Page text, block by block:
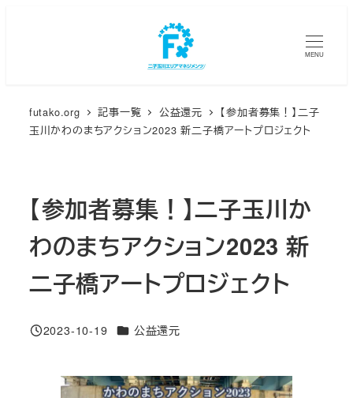
MENU
futako.org 記事一覧 公益還元
【参加者募集！】二子
玉川かわのまちアクション2023 新二子橋アートプロジェクト
【参加者募集！】二子玉川か
わのまちアクション2023 新
二子橋アートプロジェクト
投稿日
2023-10-19 カテゴリー
公益還元